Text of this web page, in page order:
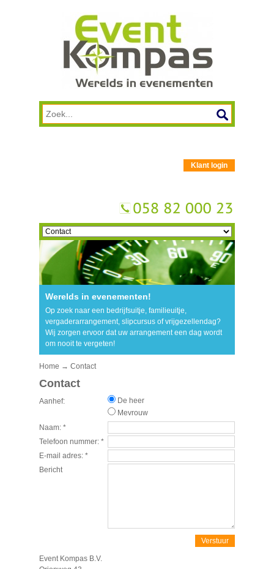
Klant login
Werelds in evenementen!
Op zoek naar een bedrijfsuitje, familieuitje,
vergaderarrangement, slipcursus of vrijgezellendag?
Wij zorgen ervoor dat uw arrangement een dag wordt
om nooit te vergeten!
Home → Contact
Contact
Aanhef:
De heer
Mevrouw
Naam: *
Telefoon nummer: *
E-mail adres: *
Bericht
Verstuur
Event Kompas B.V.